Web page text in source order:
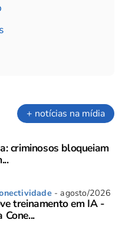
+ notícias na mídia
criminosos bloqueiam
- agosto/2026
treinamento em IA -